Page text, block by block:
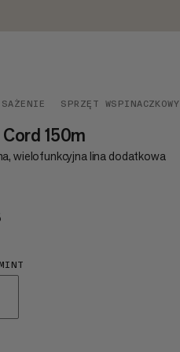
SPRZĘT WSPINACZKOWY
150m
wielofunkcyjna lina dodatkowa